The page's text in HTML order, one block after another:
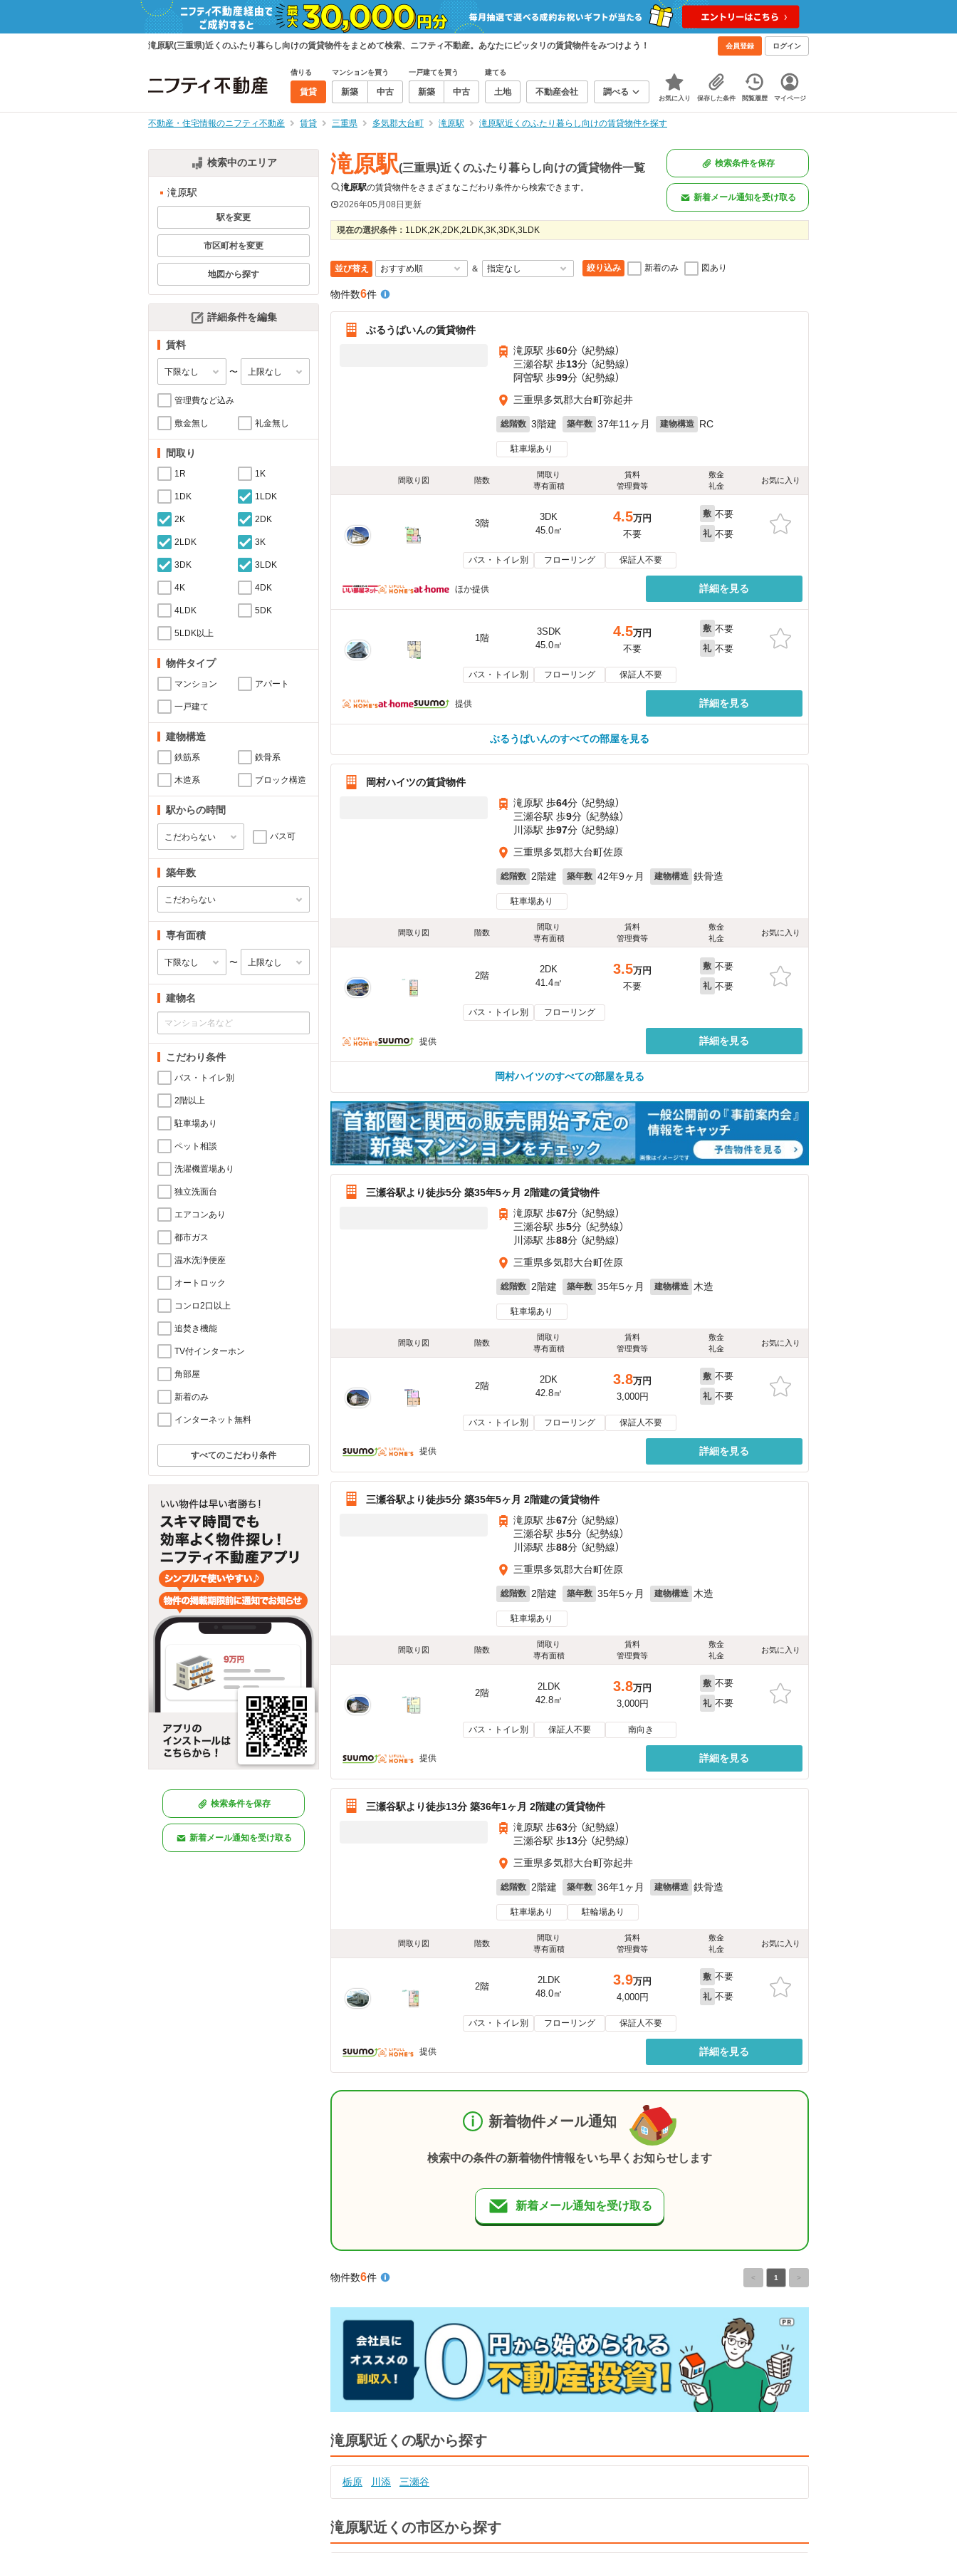
滝原駅(三重県)近くのふたり暮らし向けの賃貸物件をまとめて検索、ニフティ不動産。あなたにピッタリの賃貸物件をみつけよう！ 会員登録 ログイン
借りる
賃貸
マンションを買う
新築 中古
一戸建てを買う
新築 中古
建てる
土地 不動産会社 調べる
お気に入り 保存した条件 閲覧履歴 マイページ
不動産・住宅情報のニフティ不動産 賃貸 三重県 多気郡大台町 滝原駅 滝原駅近くのふたり暮らし向けの賃貸物件を探す
検索中のエリア
滝原駅
駅を変更
市区町村を変更
地図から探す
詳細条件を編集
賃料
〜
管理費など込み
敷金無し 礼金無し
間取り
1R 1K
1DK 1LDK
2K 2DK
2LDK 3K
3DK 3LDK
4K 4DK
4LDK 5DK
5LDK以上
物件タイプ
マンション アパート
一戸建て
建物構造
鉄筋系 鉄骨系
木造系 ブロック構造
駅からの時間
バス可
築年数
専有面積
〜
建物名
こだわり条件
バス・トイレ別
2階以上
駐車場あり
ペット相談
洗濯機置場あり
独立洗面台
エアコンあり
都市ガス
温水洗浄便座
オートロック
コンロ2口以上
追焚き機能
TV付インターホン
角部屋
新着のみ
インターネット無料
すべてのこだわり条件
検索条件を保存
新着メール通知を受け取る
滝原駅(三重県)近くのふたり暮らし向けの賃貸物件一覧
滝原駅の賃貸物件をさまざまなこだわり条件から検索できます。
2026年05月08日更新
検索条件を保存
新着メール通知を受け取る
現在の選択条件： 1LDK,2K,2DK,2LDK,3K,3DK,3LDK
並び替え ＆ 絞り込み 新着のみ 図あり
物件数6件
ぶるうぱいんの賃貸物件
滝原駅 歩60分 （紀勢線）
三瀬谷駅 歩13分 （紀勢線）
阿曽駅 歩99分 （紀勢線）
三重県多気郡大台町弥起井
総階数 3階建 築年数 37年11ヶ月 建物構造 RC
駐車場あり
間取り図 階数
間取り
専有面積
賃料
管理費等
敷金
礼金
お気に入り
3階
3DK
45.0㎡
4.5万円
不要
敷 不要
礼 不要
バス・トイレ別 フローリング 保証人不要
ほか提供 詳細を見る
1階
3SDK
45.0㎡
4.5万円
不要
敷 不要
礼 不要
バス・トイレ別 フローリング 保証人不要
提供 詳細を見る
ぶるうぱいんのすべての部屋を見る
岡村ハイツの賃貸物件
滝原駅 歩64分 （紀勢線）
三瀬谷駅 歩9分 （紀勢線）
川添駅 歩97分 （紀勢線）
三重県多気郡大台町佐原
総階数 2階建 築年数 42年9ヶ月 建物構造 鉄骨造
駐車場あり
間取り図 階数
間取り
専有面積
賃料
管理費等
敷金
礼金
お気に入り
2階
2DK
41.4㎡
3.5万円
不要
敷 不要
礼 不要
バス・トイレ別 フローリング
提供 詳細を見る
岡村ハイツのすべての部屋を見る
三瀬谷駅より徒歩5分 築35年5ヶ月 2階建の賃貸物件
滝原駅 歩67分 （紀勢線）
三瀬谷駅 歩5分 （紀勢線）
川添駅 歩88分 （紀勢線）
三重県多気郡大台町佐原
総階数 2階建 築年数 35年5ヶ月 建物構造 木造
駐車場あり
間取り図 階数
間取り
専有面積
賃料
管理費等
敷金
礼金
お気に入り
2階
2DK
42.8㎡
3.8万円
3,000円
敷 不要
礼 不要
バス・トイレ別 フローリング 保証人不要
提供 詳細を見る
三瀬谷駅より徒歩5分 築35年5ヶ月 2階建の賃貸物件
滝原駅 歩67分 （紀勢線）
三瀬谷駅 歩5分 （紀勢線）
川添駅 歩88分 （紀勢線）
三重県多気郡大台町佐原
総階数 2階建 築年数 35年5ヶ月 建物構造 木造
駐車場あり
間取り図 階数
間取り
専有面積
賃料
管理費等
敷金
礼金
お気に入り
2階
2LDK
42.8㎡
3.8万円
3,000円
敷 不要
礼 不要
バス・トイレ別 保証人不要 南向き
提供 詳細を見る
三瀬谷駅より徒歩13分 築36年1ヶ月 2階建の賃貸物件
滝原駅 歩63分 （紀勢線）
三瀬谷駅 歩13分 （紀勢線）
三重県多気郡大台町弥起井
総階数 2階建 築年数 36年1ヶ月 建物構造 鉄骨造
駐車場あり 駐輪場あり
間取り図 階数
間取り
専有面積
賃料
管理費等
敷金
礼金
お気に入り
2階
2LDK
48.0㎡
3.9万円
4,000円
敷 不要
礼 不要
バス・トイレ別 フローリング 保証人不要
提供 詳細を見る
新着物件メール通知
検索中の条件の新着物件情報をいち早くお知らせします
新着メール通知を受け取る
物件数6件 < 1 >
滝原駅近くの駅から探す
栃原 川添 三瀬谷
滝原駅近くの市区から探す